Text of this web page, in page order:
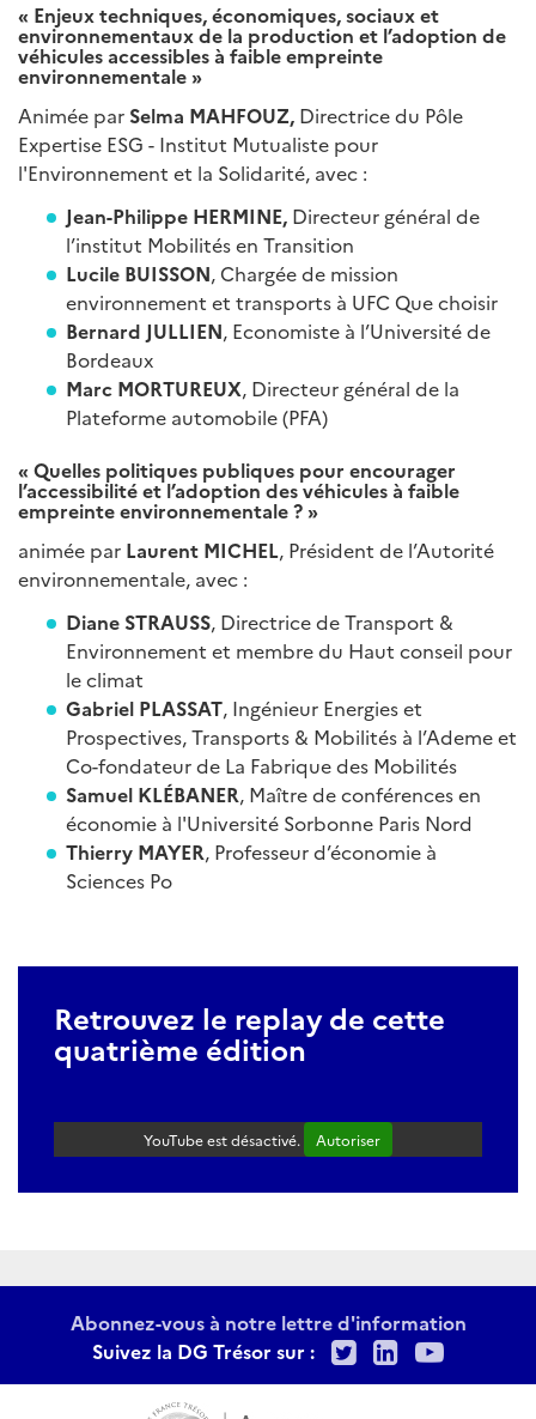
« Enjeux techniques, économiques, sociaux et
environnementaux de la production et l’adoption de
véhicules accessibles à faible empreinte
environnementale »
Animée par Selma MAHFOUZ, Directrice du Pôle
Expertise ESG - Institut Mutualiste pour
l'Environnement et la Solidarité, avec :
Jean-Philippe HERMINE, Directeur général de
l’institut Mobilités en Transition
Lucile BUISSON, Chargée de mission
environnement et transports à UFC Que choisir
Bernard JULLIEN, Economiste à l’Université de
Bordeaux
Marc MORTUREUX, Directeur général de la
Plateforme automobile (PFA)
« Quelles politiques publiques pour encourager
l’accessibilité et l’adoption des véhicules à faible
empreinte environnementale ? »
animée par Laurent MICHEL, Président de l’Autorité
environnementale, avec :
Diane STRAUSS, Directrice de Transport &
Environnement et membre du Haut conseil pour
le climat
Gabriel PLASSAT, Ingénieur Energies et
Prospectives, Transports & Mobilités à l’Ademe et
Co-fondateur de La Fabrique des Mobilités
Samuel KLÉBANER, Maître de conférences en
économie à l'Université Sorbonne Paris Nord
Thierry MAYER, Professeur d’économie à
Sciences Po
Retrouvez le replay de cette
quatrième édition
YouTube est désactivé. Autoriser
Abonnez-vous à notre lettre d'information
Suivez la DG Trésor sur :
TwitterLinkedIn